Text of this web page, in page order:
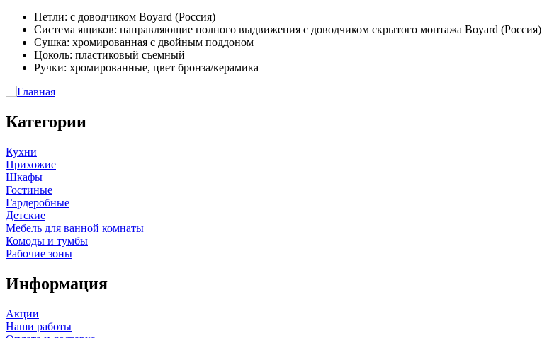
Петли: с доводчиком Boyard (Россия)
Система ящиков: направляющие полного выдвижения с доводчиком скрытого монтажа Boyard (Россия)
Сушка: хромированная с двойным поддоном
Цоколь: пластиковый съемный
Ручки: хромированные, цвет бронза/керамика
Категории
Кухни
Прихожие
Шкафы
Гостиные
Гардеробные
Детские
Мебель для ванной комнаты
Комоды и тумбы
Рабочие зоны
Информация
Акции
Наши работы